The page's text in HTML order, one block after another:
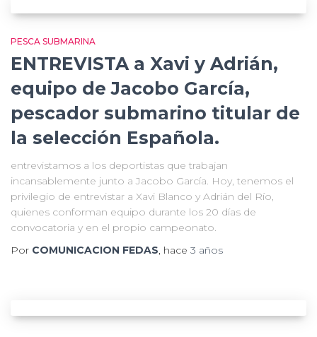
PESCA SUBMARINA
ENTREVISTA a Xavi y Adrián,
equipo de Jacobo García,
pescador submarino titular de
la selección Española.
entrevistamos a los deportistas que trabajan
incansablemente junto a Jacobo García. Hoy, tenemos el
privilegio de entrevistar a Xavi Blanco y Adrián del Río,
quienes conforman equipo durante los 20 días de
convocatoria y en el propio campeonato.
Por COMUNICACION FEDAS, hace 3 años